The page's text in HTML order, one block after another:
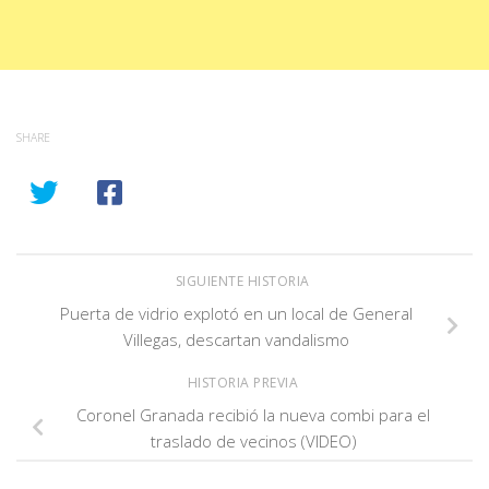
SHARE
SIGUIENTE HISTORIA
Puerta de vidrio explotó en un local de General
Villegas, descartan vandalismo
HISTORIA PREVIA
Coronel Granada recibió la nueva combi para el
traslado de vecinos (VIDEO)